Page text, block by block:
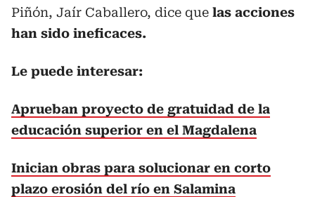
Piñón, Jaír Caballero, dice que las acciones
han sido ineficaces.
Le puede interesar:
Aprueban proyecto de gratuidad de la
educación superior en el Magdalena
Inician obras para solucionar en corto
plazo erosión del río en Salamina